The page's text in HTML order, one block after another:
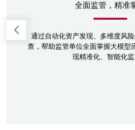
全面监管，精准
通过自动化资产发现、多维度风
查，帮助监管单位全面掌握大模型
现精准化、智能化监